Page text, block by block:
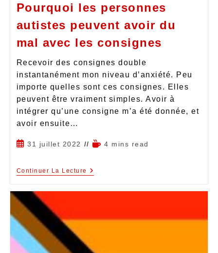
Pourquoi les personnes
autistes peuvent avoir du
mal avec les consignes
Recevoir des consignes double
instantanément mon niveau d’anxiété. Peu
importe quelles sont ces consignes. Elles
peuvent être vraiment simples. Avoir à
intégrer qu’une consigne m’a été donnée, et
avoir ensuite…
31 juillet 2022 4 mins read
Continuer La Lecture